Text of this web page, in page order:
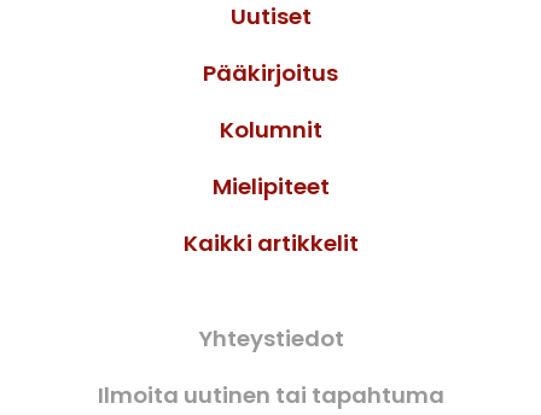
Uutiset
Pääkirjoitus
Kolumnit
Mielipiteet
Kaikki artikkelit
Yhteystiedot
Ilmoita uutinen tai tapahtuma